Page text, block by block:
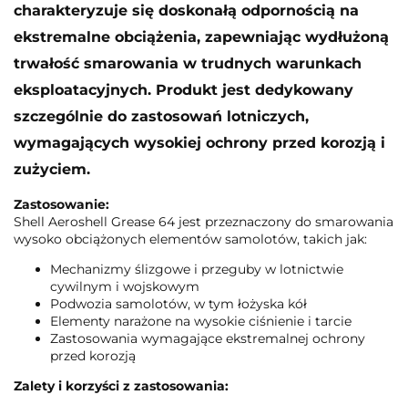
charakteryzuje się doskonałą odpornością na
ekstremalne obciążenia, zapewniając wydłużoną
trwałość smarowania w trudnych warunkach
eksploatacyjnych. Produkt jest dedykowany
szczególnie do zastosowań lotniczych,
wymagających wysokiej ochrony przed korozją i
zużyciem.
Zastosowanie:
Shell Aeroshell Grease 64 jest przeznaczony do smarowania
wysoko obciążonych elementów samolotów, takich jak:
Mechanizmy ślizgowe i przeguby w lotnictwie
cywilnym i wojskowym
Podwozia samolotów, w tym łożyska kół
Elementy narażone na wysokie ciśnienie i tarcie
Zastosowania wymagające ekstremalnej ochrony
przed korozją
Zalety i korzyści z zastosowania: